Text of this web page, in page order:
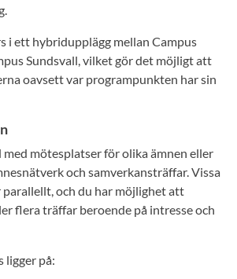
i ett hybridupplägg mellan Campus
Sundsvall, vilket gör det möjligt att
oavsett var programpunkten har sin
med mötesplatser för olika ämnen eller
och samverkansträffar. Vissa
och du har möjlighet att
flera träffar beroende på intresse och
ligger på: